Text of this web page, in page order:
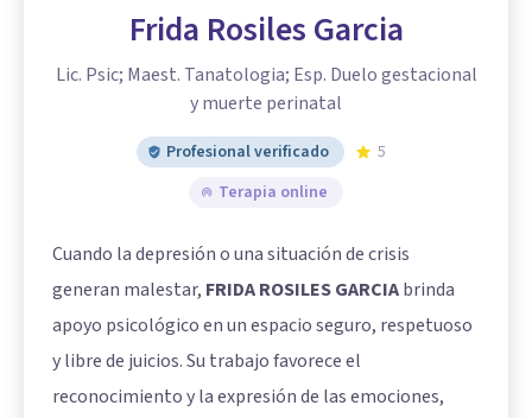
Frida Rosiles Garcia
Lic. Psic; Maest. Tanatologia; Esp. Duelo gestacional
y muerte perinatal
Profesional verificado
5
Terapia online
Cuando la depresión o una situación de crisis
generan malestar, FRIDA ROSILES GARCIAbrinda
apoyo psicológico en un espacio seguro, respetuoso
y libre de juicios. Su trabajo favorece el
reconocimiento y la expresión de las emociones,